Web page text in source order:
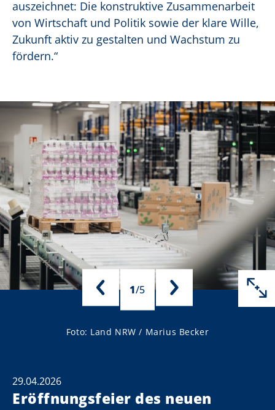
auszeichnet: Die konstruktive Zusammenarbeit
von Wirtschaft und Politik sowie der klare Wille,
Zukunft aktiv zu gestalten und Wachstum zu
fördern.“
1/5
Foto: Land NRW / Marius Becker
29.04.2026
Eröffnungsfeier des neuen